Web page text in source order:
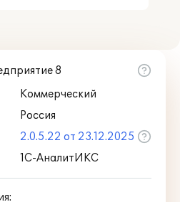
8
Коммерческий
Россия
2.0.5.22 от 23.12.2025
1С-АналитИКС